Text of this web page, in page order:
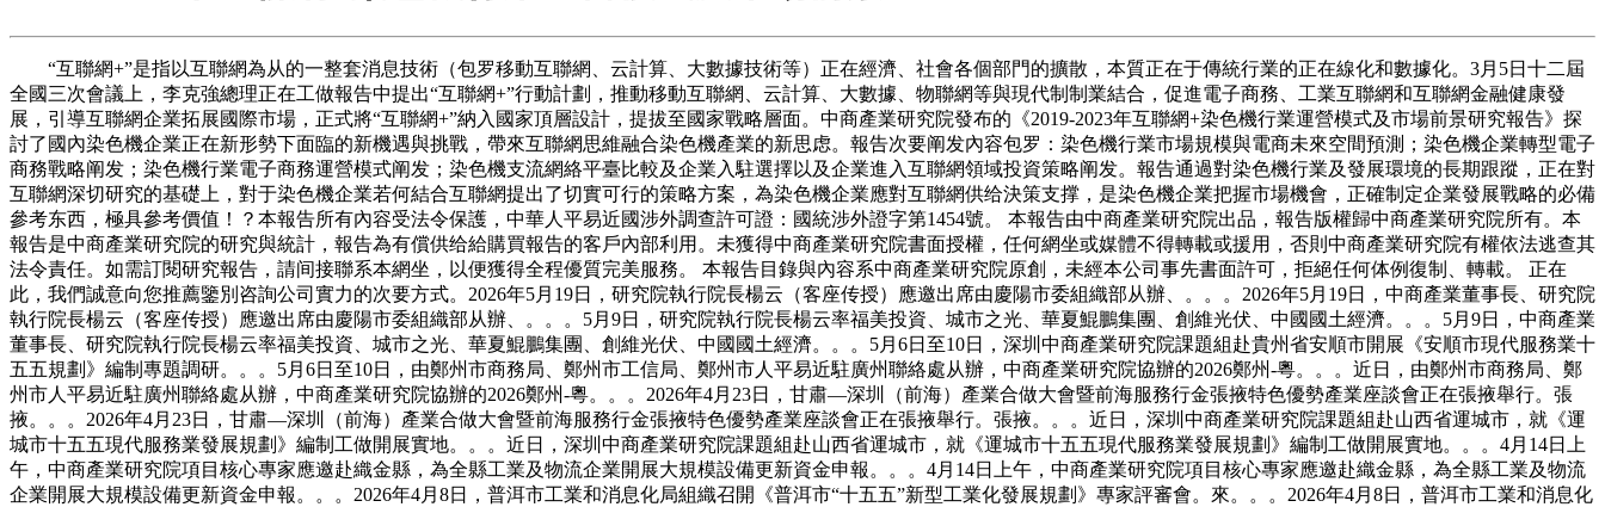
“互聯網+”是指以互聯網為从的一整套消息技術（包罗移動互聯網、云計算、大數據技術等）正在經濟、社會各個部門的擴散，本質正在于傳統行業的正在線化和數據化。3月5日十二屆
全國三次會議上，李克強總理正在工做報告中提出“互聯網+”行動計劃，推動移動互聯網、云計算、大數據、物聯網等與現代制制業結合，促進電子商務、工業互聯網和互聯網金融健康發
展，引導互聯網企業拓展國際市場，正式將“互聯網+”納入國家頂層設計，提拔至國家戰略層面。中商產業研究院發布的《2019-2023年互聯網+染色機行業運營模式及市場前景研究報告》探
討了國內染色機企業正在新形勢下面臨的新機遇與挑戰，帶來互聯網思維融合染色機產業的新思虑。報告次要阐发內容包罗：染色機行業市場規模與電商未來空間預測；染色機企業轉型電子
商務戰略阐发；染色機行業電子商務運營模式阐发；染色機支流網絡平臺比較及企業入駐選擇以及企業進入互聯網領域投資策略阐发。報告通過對染色機行業及發展環境的長期跟蹤，正在對
互聯網深切研究的基礎上，對于染色機企業若何結合互聯網提出了切實可行的策略方案，為染色機企業應對互聯網供给決策支撑，是染色機企業把握市場機會，正確制定企業發展戰略的必備
參考东西，極具參考價值！？本報告所有內容受法令保護，中華人平易近國涉外調查許可證：國統涉外證字第1454號。 本報告由中商產業研究院出品，報告版權歸中商產業研究院所有。本
報告是中商產業研究院的研究與統計，報告為有償供给給購買報告的客戶內部利用。未獲得中商產業研究院書面授權，任何網坐或媒體不得轉載或援用，否則中商產業研究院有權依法逃查其
法令責任。如需訂閱研究報告，請间接聯系本網坐，以便獲得全程優質完美服務。 本報告目錄與內容系中商產業研究院原創，未經本公司事先書面許可，拒絕任何体例復制、轉載。 正在
此，我們誠意向您推薦鑒別咨詢公司實力的次要方式。2026年5月19日，研究院執行院長楊云（客座传授）應邀出席由慶陽市委組織部从辦、。。。2026年5月19日，中商產業董事長、研究院
執行院長楊云（客座传授）應邀出席由慶陽市委組織部从辦、。。。5月9日，研究院執行院長楊云率福美投資、城市之光、華夏鯤鵬集團、創維光伏、中國國土經濟。。。5月9日，中商產業
董事長、研究院執行院長楊云率福美投資、城市之光、華夏鯤鵬集團、創維光伏、中國國土經濟。。。5月6日至10日，深圳中商產業研究院課題組赴貴州省安順市開展《安順市現代服務業十
五五規劃》編制專題調研。。。5月6日至10日，由鄭州市商務局、鄭州市工信局、鄭州市人平易近駐廣州聯絡處从辦，中商產業研究院協辦的2026鄭州-粵。。。近日，由鄭州市商務局、鄭
州市人平易近駐廣州聯絡處从辦，中商產業研究院協辦的2026鄭州-粵。。。2026年4月23日，甘肅—深圳（前海）產業合做大會暨前海服務行金張掖特色優勢產業座談會正在張掖舉行。張
掖。。。2026年4月23日，甘肅—深圳（前海）產業合做大會暨前海服務行金張掖特色優勢產業座談會正在張掖舉行。張掖。。。近日，深圳中商產業研究院課題組赴山西省運城市，就《運
城市十五五現代服務業發展規劃》編制工做開展實地。。。近日，深圳中商產業研究院課題組赴山西省運城市，就《運城市十五五現代服務業發展規劃》編制工做開展實地。。。4月14日上
午，中商產業研究院項目核心專家應邀赴織金縣，為全縣工業及物流企業開展大規模設備更新資金申報。。。4月14日上午，中商產業研究院項目核心專家應邀赴織金縣，為全縣工業及物流
企業開展大規模設備更新資金申報。。。2026年4月8日，普洱市工業和消息化局組織召開《普洱市“十五五”新型工業化發展規劃》專家評審會。來。。。2026年4月8日，普洱市工業和消息化